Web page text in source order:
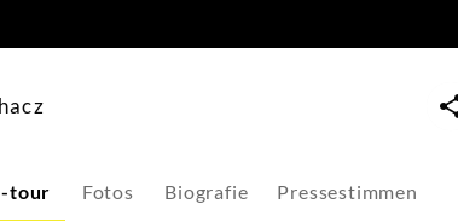
tour Fotos Biografie Pressestimmen